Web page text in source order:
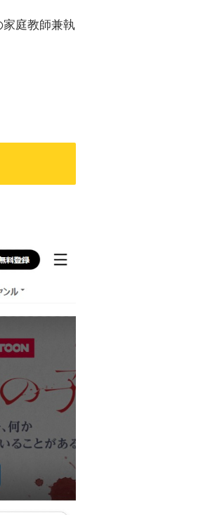
庭教師兼執